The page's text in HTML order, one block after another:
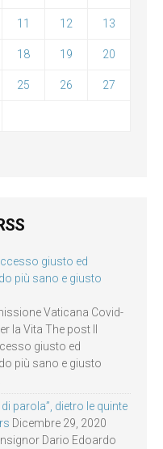
11 12 13
18 19 20
25 26 27
giusto ed
più sano e giusto
Vaticana Covid-
la Vita The post Il
giusto ed
più sano e giusto
parola”, dietro le quinte
Dicembre 29, 2020
Dario Edoardo